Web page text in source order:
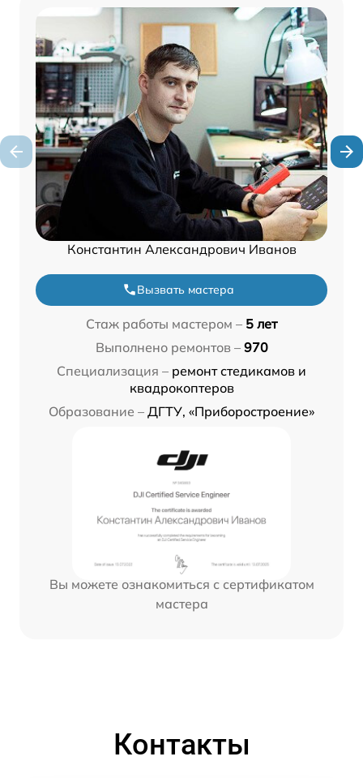
Константин Александрович Иванов
Вызвать мастера
Стаж работы мастером – 5 лет
Выполнено ремонтов – 970
Специализация – ремонт стедикамов и
квадрокоптеров
Образование – ДГТУ, «Приборостроение»
Вы можете ознакомиться с сертификатом
мастера
Контакты